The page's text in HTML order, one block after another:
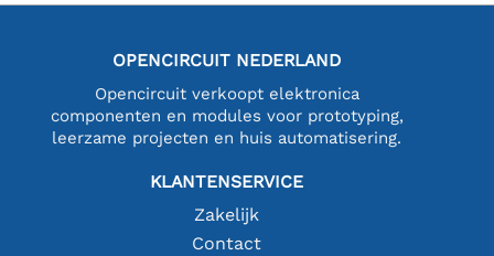
OPENCIRCUIT NEDERLAND
Opencircuit verkoopt elektronica
componenten en modules voor prototyping,
leerzame projecten en huis automatisering.
KLANTENSERVICE
Zakelijk
Contact